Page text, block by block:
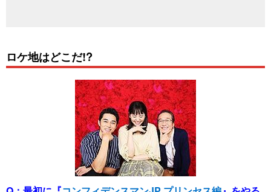
ロケ地はどこだ!?